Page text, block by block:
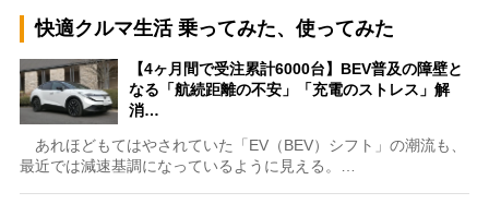
快適クルマ生活 乗ってみた、使ってみた
【4ヶ月間で受注累計6000台】BEV普及の障壁と
なる「航続距離の不安」「充電のストレス」解
消…
あれほどもてはやされていた「EV（BEV）シフト」の潮流も、
最近では減速基調になっているように見える。…